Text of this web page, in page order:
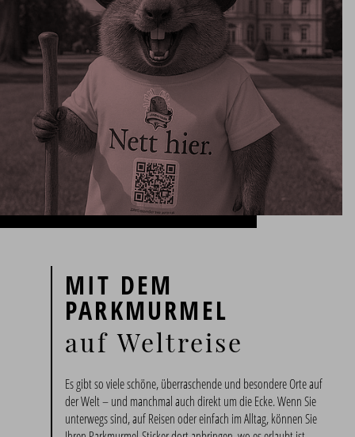
MIT DEM
PARKMURMEL
auf Weltreise
Es gibt so viele schöne, überraschende und besondere Orte auf
der Welt – und manchmal auch direkt um die Ecke. Wenn Sie
unterwegs sind, auf Reisen oder einfach im Alltag, können Sie